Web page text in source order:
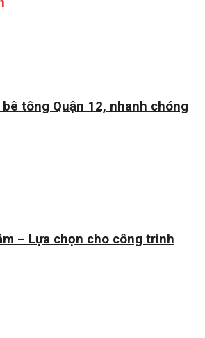
tông Quận 12, nhanh chóng
– Lựa chọn cho công trình